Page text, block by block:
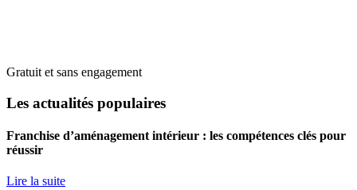
Gratuit et sans engagement
Les actualités populaires
Franchise d’aménagement intérieur : les compétences clés pour
réussir
Lire la suite